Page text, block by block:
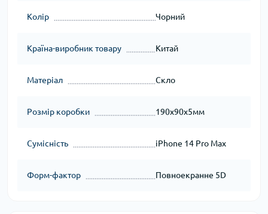
Колір Чорний
Країна-виробник товару Китай
Матеріал Скло
Розмір коробки 190x90x5мм
Сумісність iPhone 14 Pro Max
Форм-фактор Повноекранне 5D